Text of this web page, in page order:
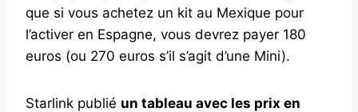
que si vous achetez un kit au Mexique pour
l’activer en Espagne, vous devrez payer 180
euros (ou 270 euros s’il s’agit d’une Mini).
Starlink publié un tableau avec les prix en